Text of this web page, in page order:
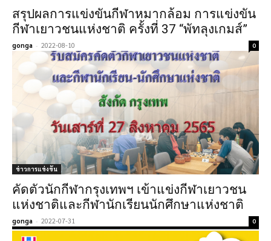
สรุปผลการแข่งขันกีฬาหมากล้อม การแข่งขัน
กีฬาเยาวชนแห่งชาติ ครั้งที่ 37 “พัทลุงเกมส์”
gonga - 2022-08-10 0
ข่าวการแข่งขัน
คัดตัวนักกีฬากรุงเทพฯ เข้าแข่งกีฬาเยาวชน
แห่งชาติและกีฬานักเรียนนักศึกษาแห่งชาติ
gonga - 2022-07-31 0